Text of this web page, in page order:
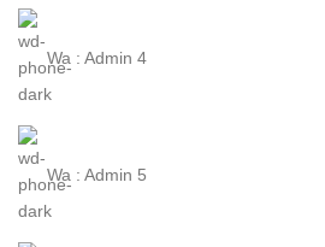
Wa : Admin 4
Wa : Admin 5